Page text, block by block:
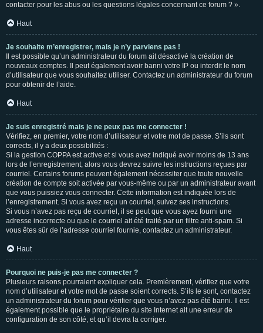
contacter pour les abus ou les questions légales concernant ce forum ? ».
Haut
Je souhaite m’enregistrer, mais je n’y parviens pas !
Il est possible qu’un administrateur du forum ait désactivé la création de
nouveaux comptes. Il peut également avoir banni votre IP ou interdit le nom
d’utilisateur que vous souhaitez utiliser. Contactez un administrateur du forum
pour obtenir de l’aide.
Haut
Je suis enregistré mais je ne peux pas me connecter !
Vérifiez, en premier, votre nom d’utilisateur et votre mot de passe. S’ils sont
corrects, il y a deux possibilités :
Si la gestion COPPA est active et si vous avez indiqué avoir moins de 13 ans
lors de l’enregistrement, alors vous devrez suivre les instructions reçues par
courriel. Certains forums peuvent également nécessiter que toute nouvelle
création de compte soit activée par vous-même ou par un administrateur avant
que vous puissiez vous connecter. Cette information est indiquée lors de
l’enregistrement. Si vous avez reçu un courriel, suivez ses instructions.
Si vous n’avez pas reçu de courriel, il se peut que vous ayez fourni une
adresse incorrecte ou que le courriel ait été traité par un filtre anti-spam. Si
vous êtes sûr de l’adresse courriel fournie, contactez un administrateur.
Haut
Pourquoi ne puis-je pas me connecter ?
Plusieurs raisons pourraient expliquer cela. Premièrement, vérifiez que votre
nom d’utilisateur et votre mot de passe soient corrects. S’ils le sont, contactez
un administrateur du forum pour vérifier que vous n’avez pas été banni. Il est
également possible que le propriétaire du site Internet ait une erreur de
configuration de son côté, et qu’il devra la corriger.